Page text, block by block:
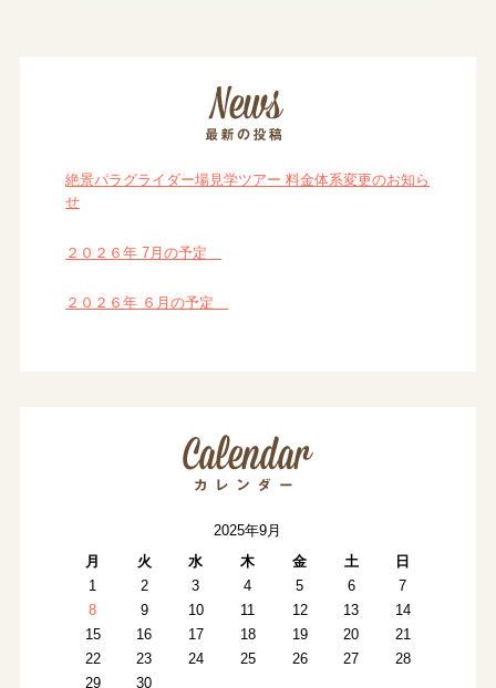
絶景パラグライダー場見学ツアー 料金体系変更のお知ら
せ
２０２６年 7月の予定
２０２６年 ６月の予定
2025年9月
月
火 水 木 金 土
日
1
2 3 4 5 6
7
8
9 10 11 12 13
14
15
16 17 18 19 20
21
22
23 24 25 26 27
28
29
30